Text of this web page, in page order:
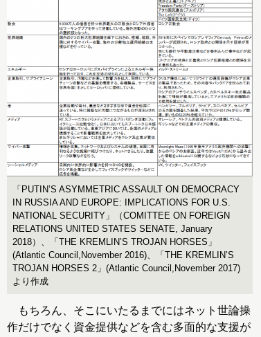
「PUTIN’S ASYMMETRIC ASSAULT ON DEMOCRACY
IN RUSSIA AND EUROPE: IMPLICATIONS FOR U.S.
NATIONAL SECURITY」（COMITTEE ON FOREIGN
RELATIONS UNITED STATES SENATE, January
2018）、「THE KREMLIN’S TROJAN HORSES」
(Atlantic Council,November 2016)、「THE KREMLIN’S
TROJAN HORSES 2」(Atlantic Council,November 2017)
より作成
もちろん、そこにいたるまでにはネット世論操
作だけでなく資金提供などを含む多面的な支援が